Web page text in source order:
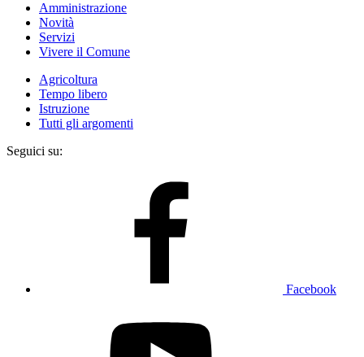
Amministrazione
Novità
Servizi
Vivere il Comune
Agricoltura
Tempo libero
Istruzione
Tutti gli argomenti
Seguici su:
Facebook